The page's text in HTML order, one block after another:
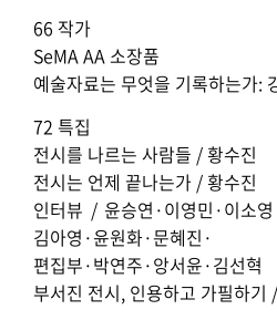
66 작가
SeMA AA 소장품
예술자료는 무엇을 기록하는가:
72 특집
전시를 나르는 사람들 / 황수진
전시는 언제 끝나는가 / 황수진
인터뷰 / 윤승연·이영민·이소
김아영·윤원화·문혜진·
편집부·박연주·앙서윤·김선혁
부서진 전시, 인용하고 가필하기